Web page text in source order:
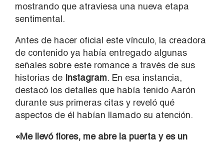
mostrando que atraviesa una nueva etapa
sentimental.
Antes de hacer oficial este vínculo, la creadora
de contenido ya había entregado algunas
señales sobre este romance a través de sus
historias de Instagram. En esa instancia,
destacó los detalles que había tenido Aarón
durante sus primeras citas y reveló qué
aspectos de él habían llamado su atención.
«Me llevó flores, me abre la puerta y es un